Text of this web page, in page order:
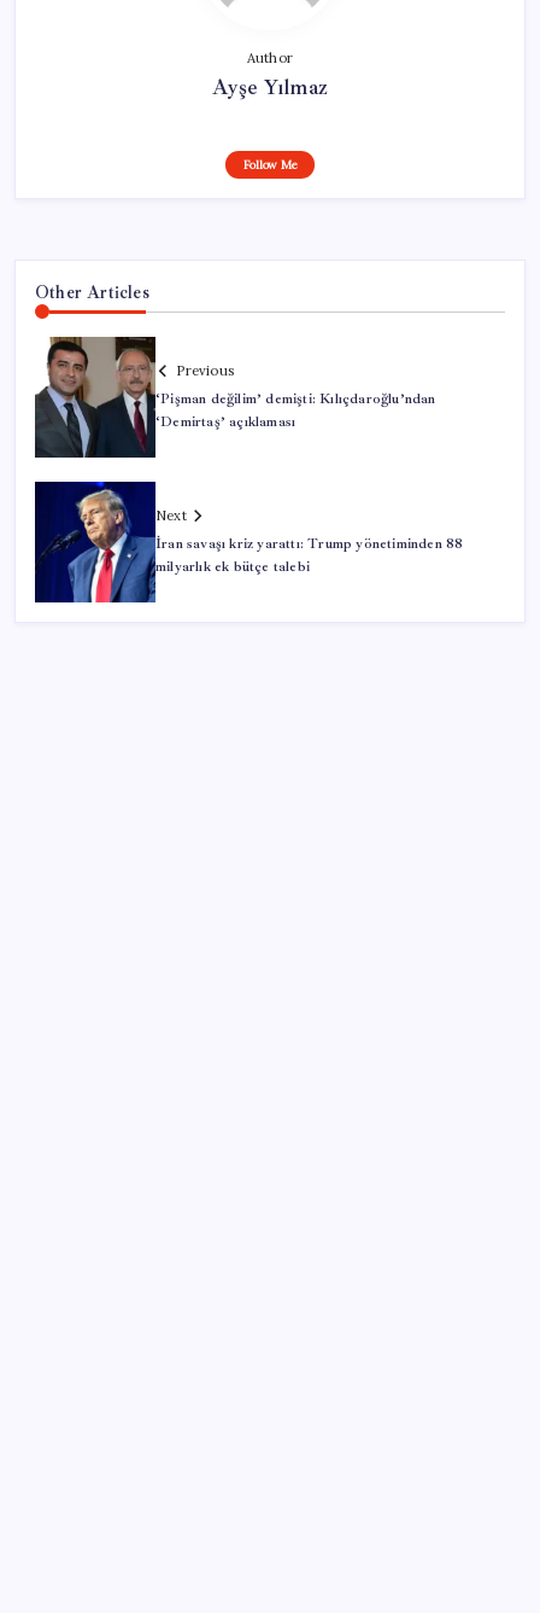
Author
Ayşe Yılmaz
Follow Me
Other Articles
Previous
‘Pişman değilim’ demişti: Kılıçdaroğlu’ndan
‘Demirtaş’ açıklaması
Next
İran savaşı kriz yarattı: Trump yönetiminden 88
milyarlık ek bütçe talebi